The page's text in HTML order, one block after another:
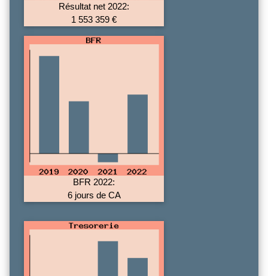
Résultat net 2022:
1 553 359 €
BFR 2022:
6 jours de CA